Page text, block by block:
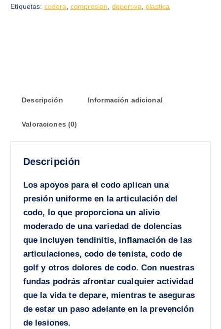
Etiquetas: codera, compresion, deportiva,elastica
Descripción Información adicional
Valoraciones (0)
Descripción
Los apoyos para el codo aplican una
presión uniforme en la articulación del
codo, lo que proporciona un alivio
moderado de una variedad de dolencias
que incluyen tendinitis, inflamación de las
articulaciones, codo de tenista, codo de
golf y otros dolores de codo. Con nuestras
fundas podrás afrontar cualquier actividad
que la vida te depare, mientras te aseguras
de estar un paso adelante en la prevención
de lesiones.